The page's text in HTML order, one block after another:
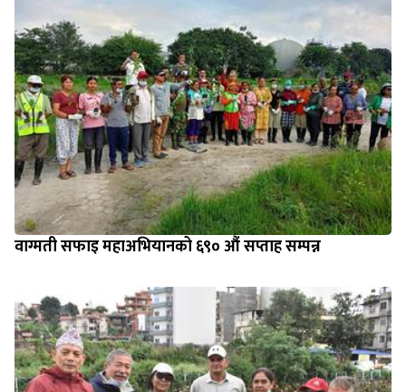
वाग्मती सफाइ महाअभियानको ६९० औं सप्ताह सम्पन्न